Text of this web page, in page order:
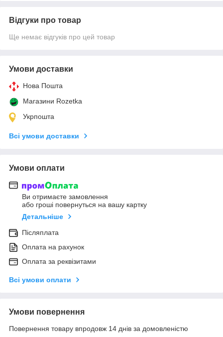
Відгуки про товар
Ще немає відгуків про цей товар
Умови доставки
Нова Пошта
Магазини Rozetka
Укрпошта
Всі умови доставки
Умови оплати
Ви отримаєте замовлення
або гроші повернуться на вашу картку
Детальніше
Післяплата
Оплата на рахунок
Оплата за реквізитами
Всі умови оплати
Умови повернення
Повернення товару впродовж 14 днів за домовленістю